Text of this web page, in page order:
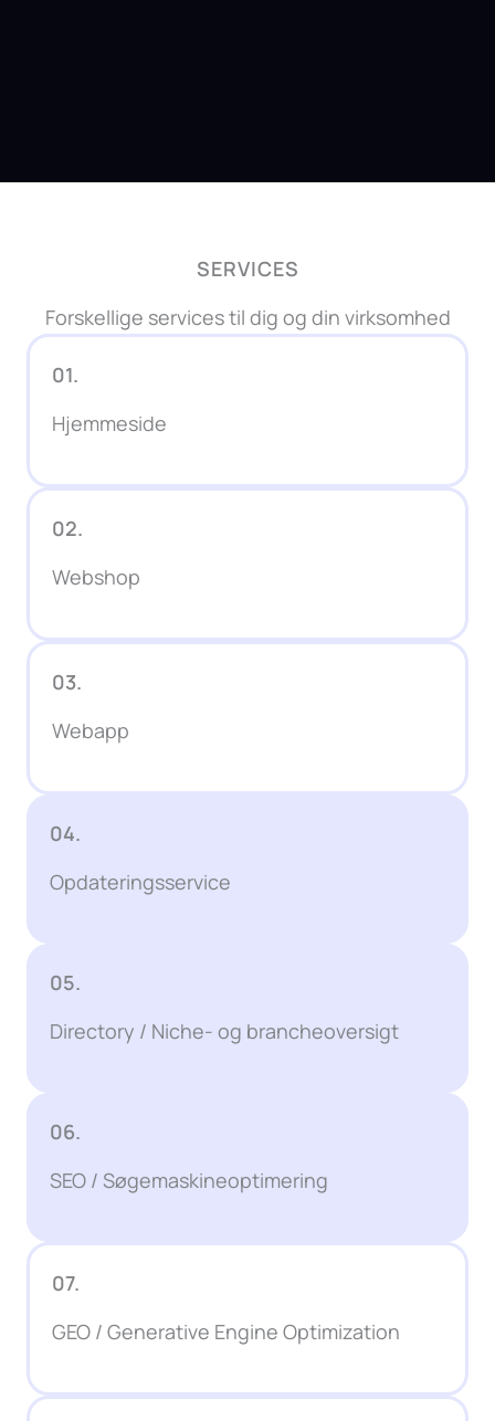
SERVICES
Forskellige services til dig og din virksomhed
01.
Hjemmeside
02.
Webshop
03.
Webapp
04.
Opdateringsservice
05.
Directory / Niche- og brancheoversigt
06.
SEO / Søgemaskineoptimering
07.
GEO / Generative Engine Optimization